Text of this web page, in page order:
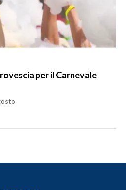
per il Carnevale